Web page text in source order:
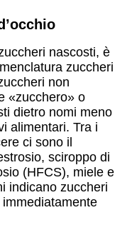
nascosti, è
zuccheri
non
«zucchero» o
dietro nomi meno
alimentari. Tra i
ci sono il
sciroppo di
(HFCS), miele e
indicano zuccheri